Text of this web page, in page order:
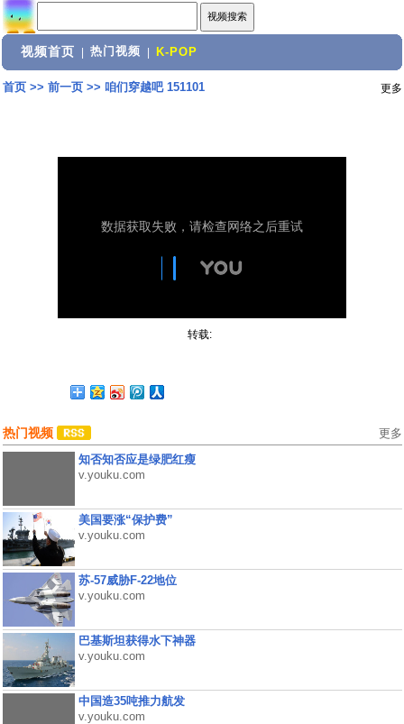
视频首页 热门视频 K-POP
首页>> 前一页>> 咱们穿越吧 151101 更多
转载:
热门视频 更多
知否知否应是绿肥红瘦
v.youku.com
美国要涨“保护费”
v.youku.com
苏-57威胁F-22地位
v.youku.com
巴基斯坦获得水下神器
v.youku.com
中国造35吨推力航发
v.youku.com